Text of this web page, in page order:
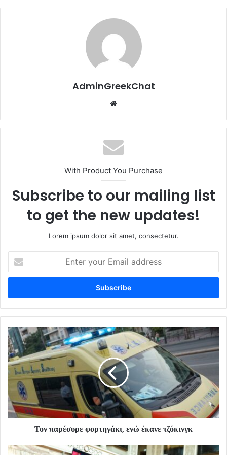
AdminGreekChat
With Product You Purchase
Subscribe to our mailing list
to get the new updates!
Lorem ipsum dolor sit amet, consectetur.
your
Email
Τον παρέσυρε φορτηγάκι, ενώ έκανε τζόκινγκ